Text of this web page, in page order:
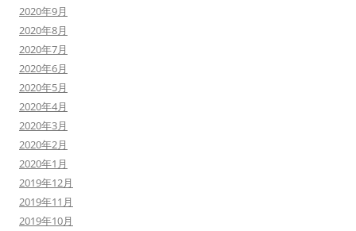
2020年9月
2020年8月
2020年7月
2020年6月
2020年5月
2020年4月
2020年3月
2020年2月
2020年1月
2019年12月
2019年11月
2019年10月